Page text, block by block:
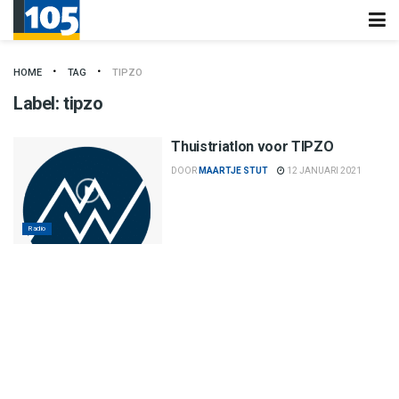
HOME TAG TIPZO
Label:tipzo
Radio
Thuistriatlon voor TIPZO
DOOR MAARTJE STUT 12 JANUARI 2021